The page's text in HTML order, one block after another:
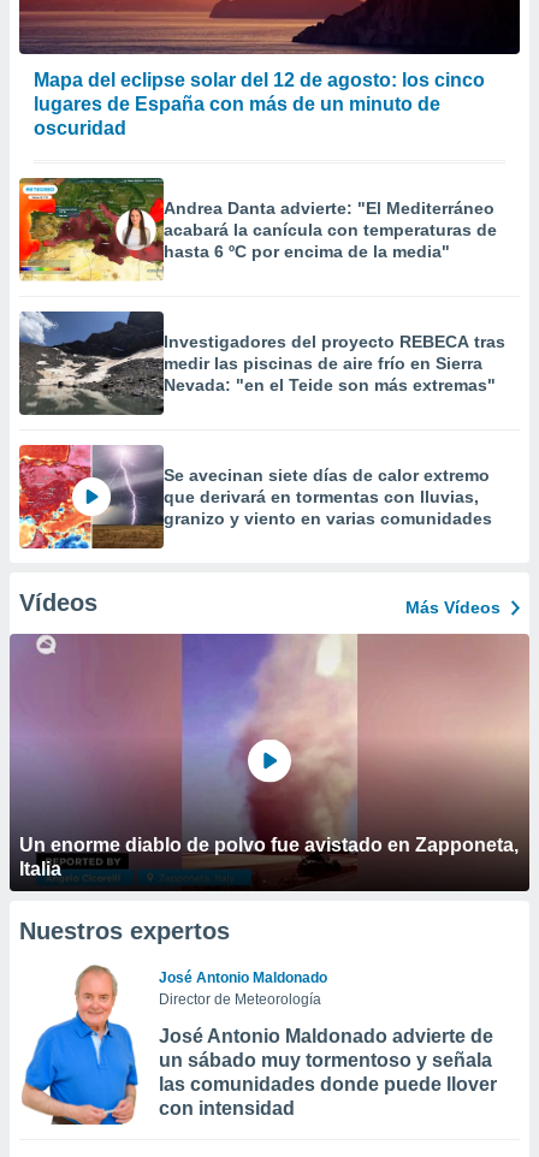
Mapa del eclipse solar del 12 de agosto: los cinco
lugares de España con más de un minuto de
oscuridad
Andrea Danta advierte: "El Mediterráneo
acabará la canícula con temperaturas de
hasta 6 ºC por encima de la media"
Investigadores del proyecto REBECA tras
medir las piscinas de aire frío en Sierra
Nevada: "en el Teide son más extremas"
Se avecinan siete días de calor extremo
que derivará en tormentas con lluvias,
granizo y viento en varias comunidades
Vídeos Más Vídeos
Un enorme diablo de polvo fue avistado en Zapponeta,
Italia
Nuestros expertos
José Antonio Maldonado
Director de Meteorología
José Antonio Maldonado advierte de
un sábado muy tormentoso y señala
las comunidades donde puede llover
con intensidad